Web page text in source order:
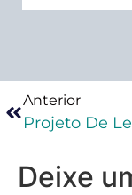
Anterior
Deixe